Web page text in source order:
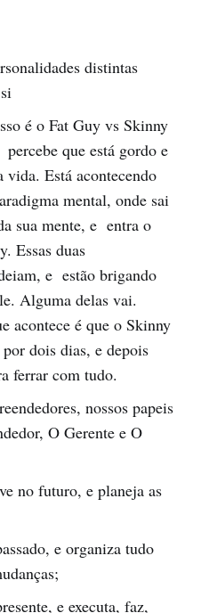
distintas
é o Fat Guy vs Skinny
que está gordo e
vida. Está acontecendo
mental, onde sai
sua mente, e entra o
Essas duas
e estão brigando
Alguma delas vai.
acontece é que o Skinny
dois dias, e depois
ferrar com tudo.
nossos papeis
O Gerente e O
no futuro, e planeja as
e organiza tudo
e executa, faz,